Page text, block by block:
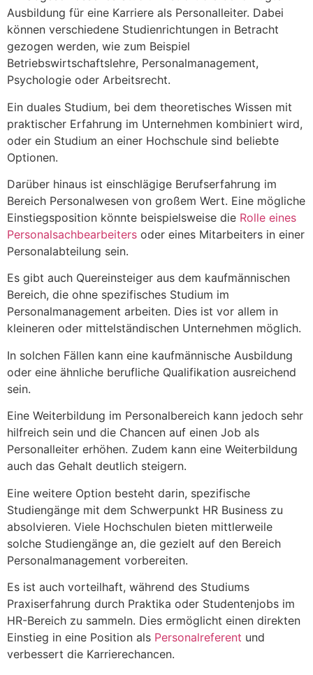
Ausbildung für eine Karriere als Personalleiter. Dabei
können verschiedene Studienrichtungen in Betracht
gezogen werden, wie zum Beispiel
Betriebswirtschaftslehre, Personalmanagement,
Psychologie oder Arbeitsrecht.
Ein duales Studium, bei dem theoretisches Wissen mit
praktischer Erfahrung im Unternehmen kombiniert wird,
oder ein Studium an einer Hochschule sind beliebte
Optionen.
Darüber hinaus ist einschlägige Berufserfahrung im
Bereich Personalwesen von großem Wert. Eine mögliche
Einstiegsposition könnte beispielsweise die Rolle eines
Personalsachbearbeiters oder eines Mitarbeiters in einer
Personalabteilung sein.
Es gibt auch Quereinsteiger aus dem kaufmännischen
Bereich, die ohne spezifisches Studium im
Personalmanagement arbeiten. Dies ist vor allem in
kleineren oder mittelständischen Unternehmen möglich.
In solchen Fällen kann eine kaufmännische Ausbildung
oder eine ähnliche berufliche Qualifikation ausreichend
sein.
Eine Weiterbildung im Personalbereich kann jedoch sehr
hilfreich sein und die Chancen auf einen Job als
Personalleiter erhöhen. Zudem kann eine Weiterbildung
auch das Gehalt deutlich steigern.
Eine weitere Option besteht darin, spezifische
Studiengänge mit dem Schwerpunkt HR Business zu
absolvieren. Viele Hochschulen bieten mittlerweile
solche Studiengänge an, die gezielt auf den Bereich
Personalmanagement vorbereiten.
Es ist auch vorteilhaft, während des Studiums
Praxiserfahrung durch Praktika oder Studentenjobs im
HR-Bereich zu sammeln. Dies ermöglicht einen direkten
Einstieg in eine Position als Personalreferent und
verbessert die Karrierechancen.